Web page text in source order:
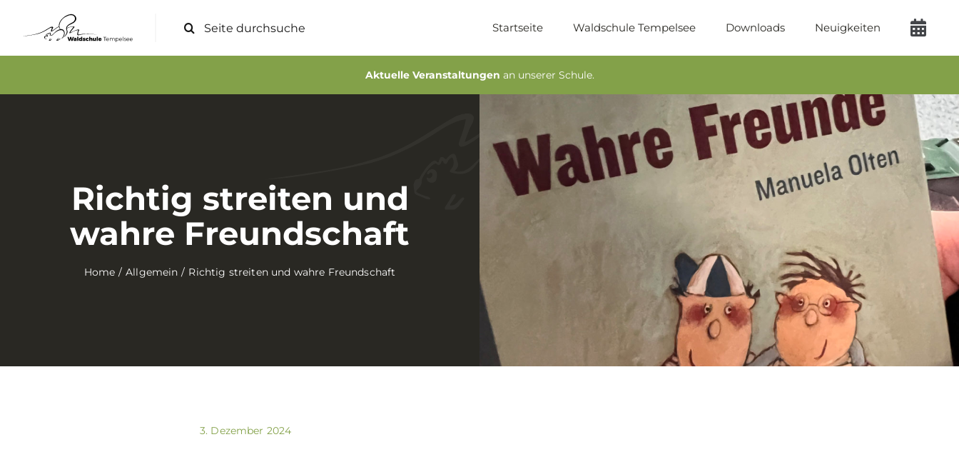
springen
Suche
nach:
Startseite Waldschule Tempelsee Downloads Neuigkeiten
Aktuelle Veranstaltungen an unserer Schule.
Richtig streiten und
wahre Freundschaft
Home Allgemein Richtig streiten und wahre Freundschaft
3. Dezember 2024